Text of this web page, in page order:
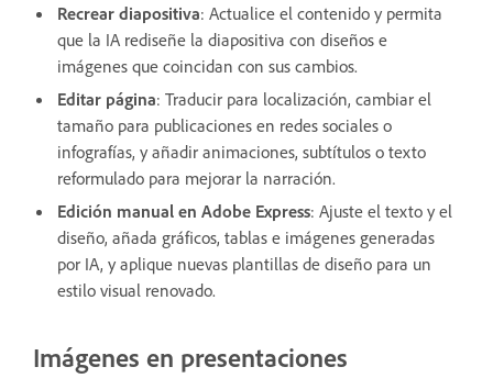
Recrear diapositiva: Actualice el contenido y permita
que la IA rediseñe la diapositiva con diseños e
imágenes que coincidan con sus cambios.
Editar página: Traducir para localización, cambiar el
tamaño para publicaciones en redes sociales o
infografías, y añadir animaciones, subtítulos o texto
reformulado para mejorar la narración.
Edición manual en Adobe Express: Ajuste el texto y el
diseño, añada gráficos, tablas e imágenes generadas
por IA, y aplique nuevas plantillas de diseño para un
estilo visual renovado.
Imágenes en presentaciones